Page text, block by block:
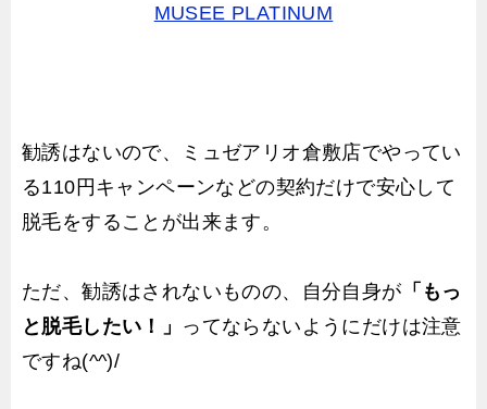
MUSEE PLATINUM
勧誘はないので、ミュゼアリオ倉敷店でやってい
る110円キャンペーンなどの契約だけで安心して
脱毛をすることが出来ます。
ただ、勧誘はされないものの、自分自身が 「もっ
と脱毛したい！」 ってならないようにだけは注意
ですね(^^)/